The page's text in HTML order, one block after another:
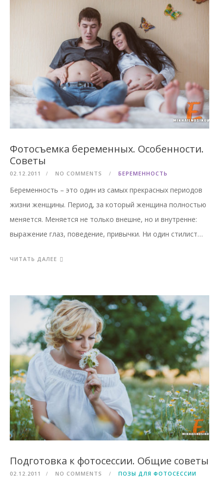
Фотосъемка беременных. Особенности.
Советы
02.12.2011 NO COMMENTS БЕРЕМЕННОСТЬ
Беременность – это один из самых прекрасных периодов
жизни женщины. Период, за который женщина полностью
меняется. Меняется не только внешне, но и внутренне:
выражение глаз, поведение, привычки. Ни один стилист…
ЧИТАТЬ ДАЛЕЕ
Подготовка к фотосессии. Общие советы
02.12.2011 NO COMMENTS ПОЗЫ ДЛЯ ФОТОСЕССИИ